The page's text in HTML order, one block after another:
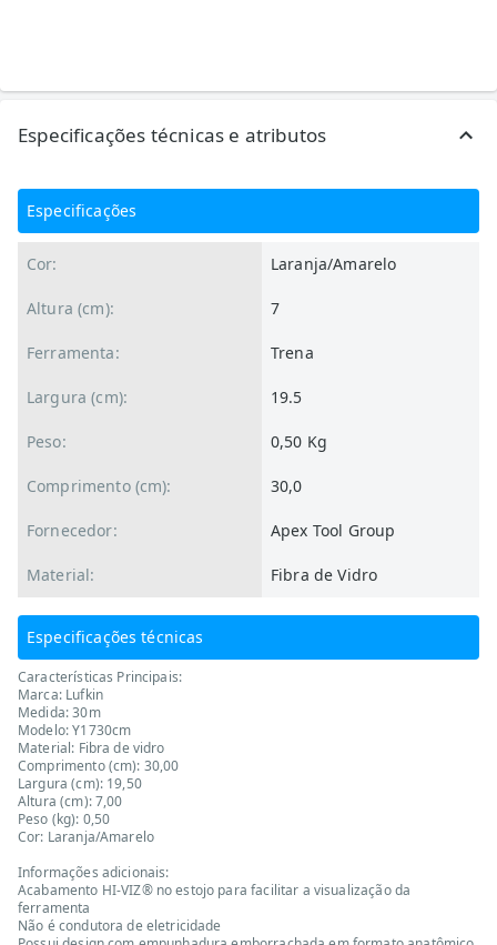
Especificações técnicas e atributos
Especificações
Cor: Laranja/Amarelo
Altura (cm): 7
Ferramenta: Trena
Largura (cm): 19.5
Peso: 0,50 Kg
Comprimento (cm): 30,0
Fornecedor: Apex Tool Group
Material: Fibra de Vidro
Especificações técnicas
Características Principais:
Marca: Lufkin
Medida: 30m
Modelo: Y1730cm
Material: Fibra de vidro
Comprimento (cm): 30,00
Largura (cm): 19,50
Altura (cm): 7,00
Peso (kg): 0,50
Cor: Laranja/Amarelo
Informações adicionais:
Acabamento HI-VIZ® no estojo para facilitar a visualização da
ferramenta
Não é condutora de eletricidade